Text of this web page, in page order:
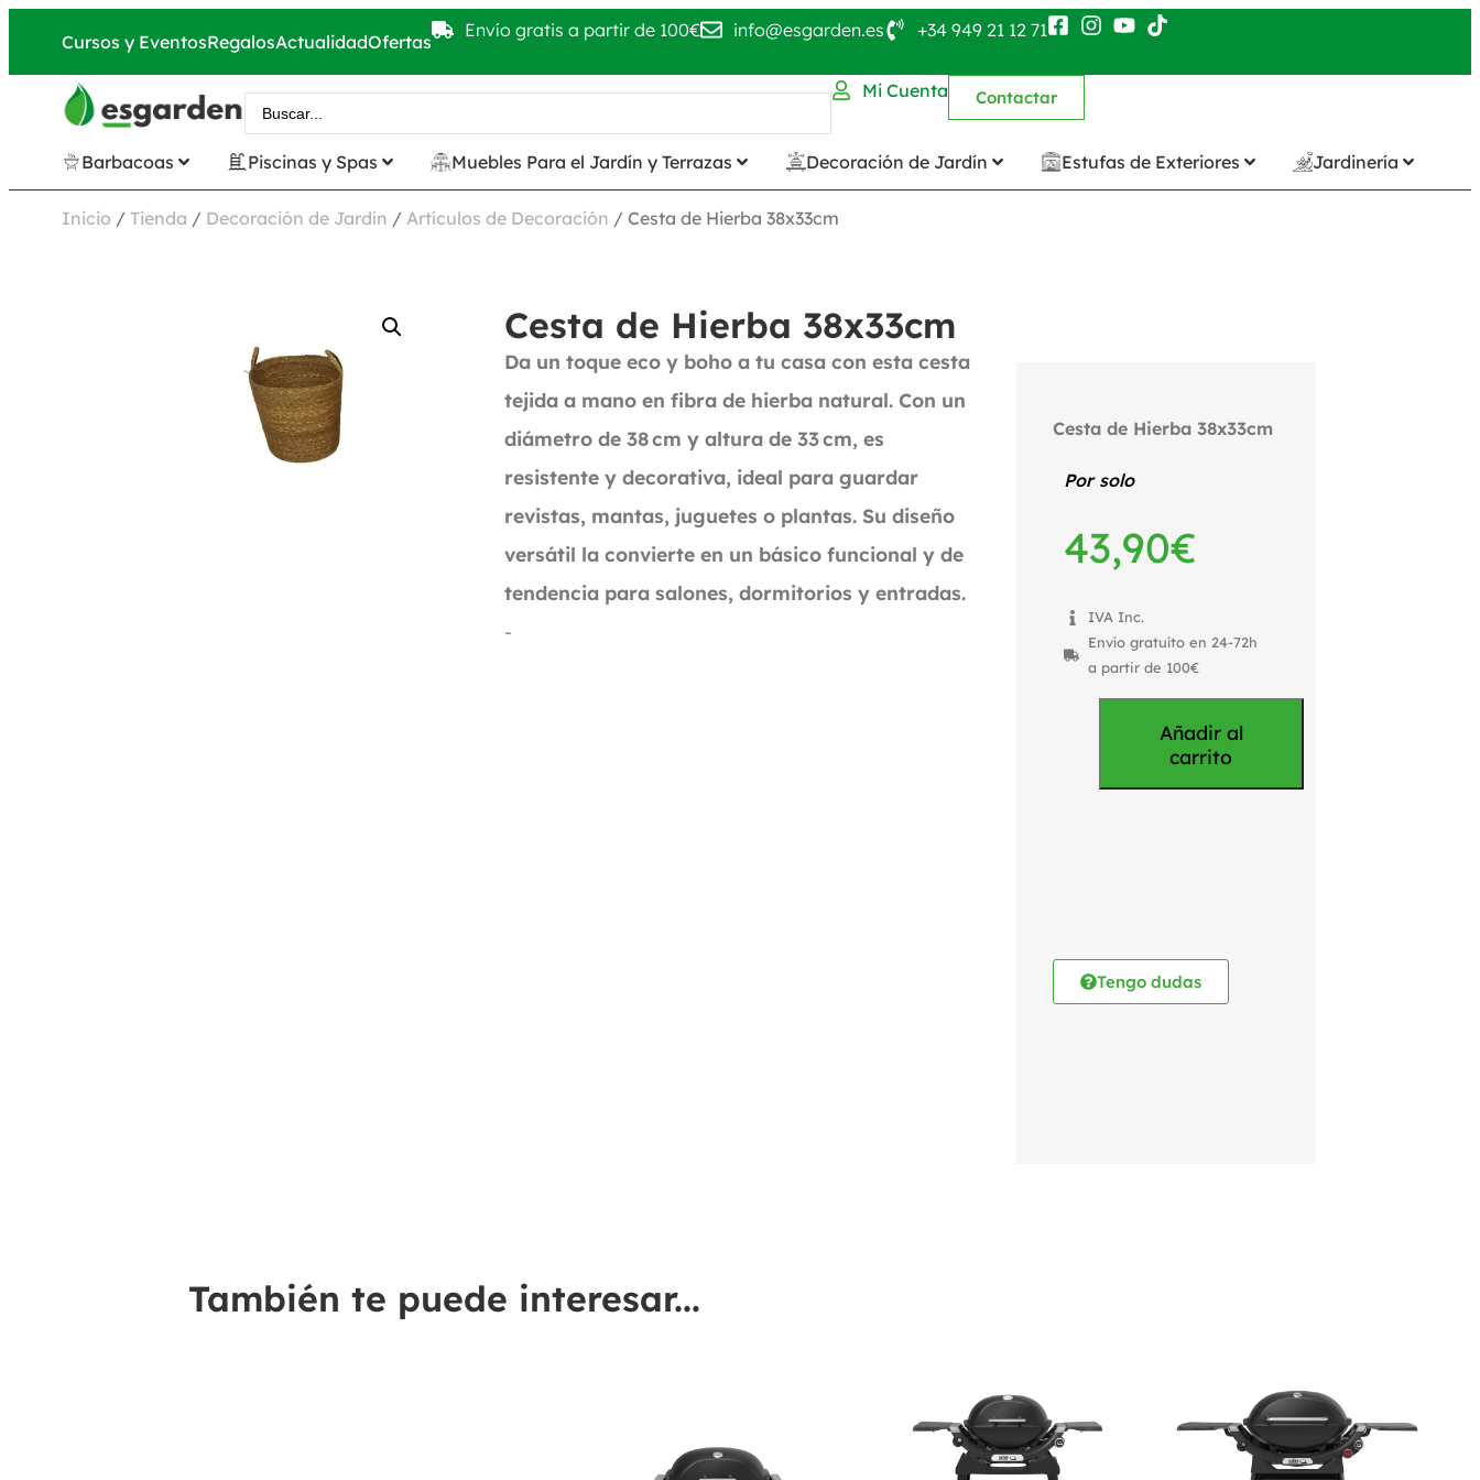
Cursos y EventosRegalosActualidadOfertas
Envío gratis a partir de 100€ info@esgarden.es +34 949 21 12 71
Mi Cuenta Contactar
Barbacoas Piscinas y Spas Muebles Para el Jardín y Terrazas Decoración de Jardín Estufas de Exteriores Jardinería
Inicio / Tienda / Decoración de Jardín / Artículos de Decoración / Cesta de Hierba 38x33cm
Cesta de Hierba 38x33cm
Da un toque eco y boho a tu casa con esta cesta
tejida a mano en fibra de hierba natural. Con un
diámetro de 38 cm y altura de 33 cm, es
resistente y decorativa, ideal para guardar
revistas, mantas, juguetes o plantas. Su diseño
versátil la convierte en un básico funcional y de
tendencia para salones, dormitorios y entradas.
-
Cesta de Hierba 38x33cm
Por solo
43,90€
IVA Inc.
Envío gratuíto en 24-72h
a partir de 100€
Añadir al
carrito
Tengo dudas
También te puede interesar...